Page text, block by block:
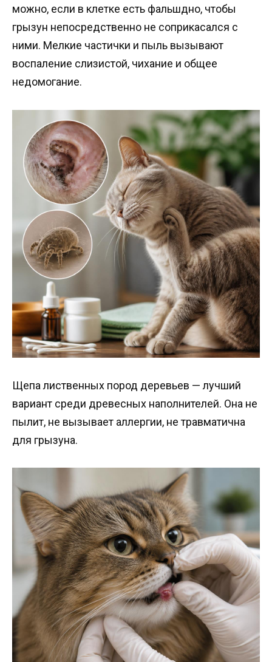
можно, если в клетке есть фальшдно, чтобы
грызун непосредственно не соприкасался с
ними. Мелкие частички и пыль вызывают
воспаление слизистой, чихание и общее
недомогание.
Щепа лиственных пород деревьев — лучший
вариант среди древесных наполнителей. Она не
пылит, не вызывает аллергии, не травматична
для грызуна.